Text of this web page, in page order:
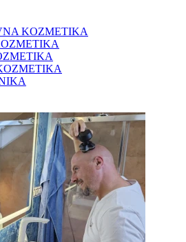
KOZMETIKA